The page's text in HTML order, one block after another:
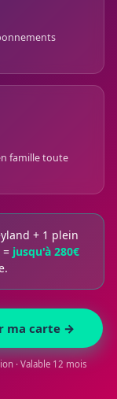
famille toute
+ 1 plein
= jusqu'à 280€
ma carte →
· Valable 12 mois